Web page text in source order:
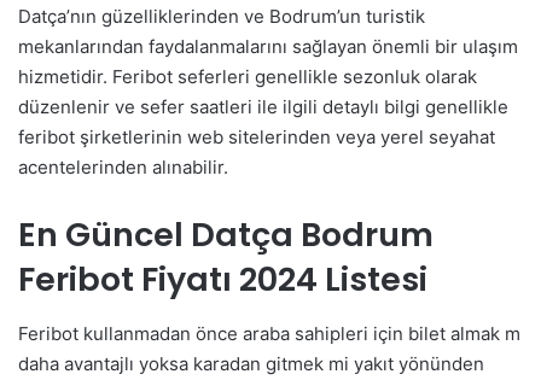
Datça’nın güzelliklerinden ve Bodrum’un turistik
mekanlarından faydalanmalarını sağlayan önemli bir ulaşım
hizmetidir. Feribot seferleri genellikle sezonluk olarak
düzenlenir ve sefer saatleri ile ilgili detaylı bilgi genellikle
feribot şirketlerinin web sitelerinden veya yerel seyahat
acentelerinden alınabilir.
En Güncel Datça Bodrum
Feribot Fiyatı 2024 Listesi
Feribot kullanmadan önce araba sahipleri için bilet almak m
daha avantajlı yoksa karadan gitmek mi yakıt yönünden